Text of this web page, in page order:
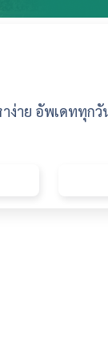
ง่าย อัพเดททุกวั